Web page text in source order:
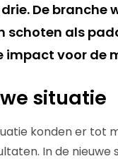
De branche
schoten als
impact voor de
situatie
konden er tot
In de nieuwe